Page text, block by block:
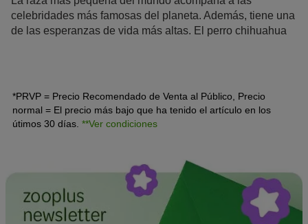
celebridades más famosas del planeta. Además, tiene una
de las esperanzas de vida más altas. El perro chihuahua
*PRVP = Precio Recomendado de Venta al Público, Precio
normal = El precio más bajo que ha tenido el artículo en los
útimos 30 días. **Ver condiciones